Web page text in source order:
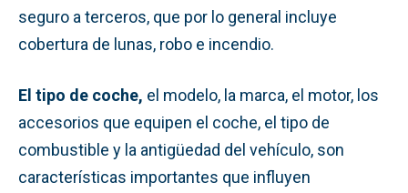
seguro a terceros, que por lo general incluye
cobertura de lunas, robo e incendio.
El tipo de coche, el modelo, la marca, el motor, los
accesorios que equipen el coche, el tipo de
combustible y la antigüedad del vehículo, son
características importantes que influyen